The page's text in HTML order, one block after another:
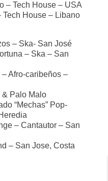
– Tech House – USA
Tech House – Libano
– Ska- San José
– Ska – San
Afro-­caribeños –
& Palo Malo
“Mechas” Pop-
– Cantautor – San
– San Jose, Costa